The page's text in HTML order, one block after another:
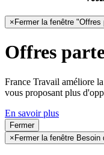
×Fermer la fenêtre "Offres
Offres
France Travail améliore
vous proposant plus
En savoir plus
Fermer
×Fermer la fenêtre Besoin